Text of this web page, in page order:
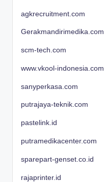
agkrecruitment.com
Gerakmandirimedika.com
scm-tech.com
www.vkool-indonesia.com
sanyperkasa.com
putrajaya-teknik.com
pastelink.id
putramedikacenter.com
sparepart-genset.co.id
rajaprinter.id